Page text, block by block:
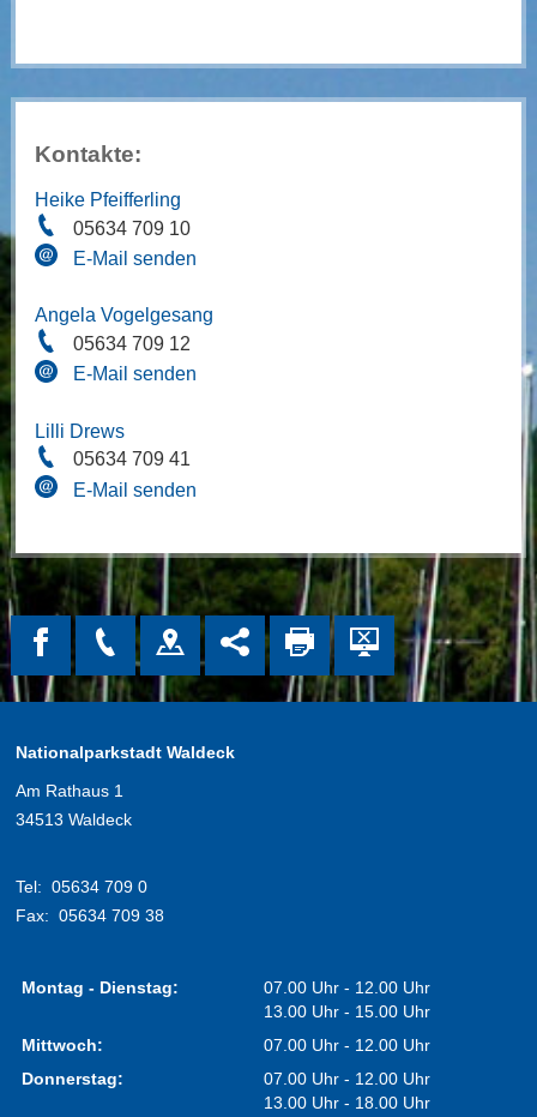
Kontakte:
Heike Pfeifferling
05634 709 10
E-Mail senden
Angela Vogelgesang
05634 709 12
E-Mail senden
Lilli Drews
05634 709 41
E-Mail senden
Nationalparkstadt Waldeck
Am Rathaus 1
34513 Waldeck
Tel: 05634 709 0
Fax: 05634 709 38
Montag - Dienstag:
07.00 Uhr - 12.00 Uhr
13.00 Uhr - 15.00 Uhr
Mittwoch:
07.00 Uhr - 12.00 Uhr
Donnerstag:
07.00 Uhr - 12.00 Uhr
13.00 Uhr - 18.00 Uhr